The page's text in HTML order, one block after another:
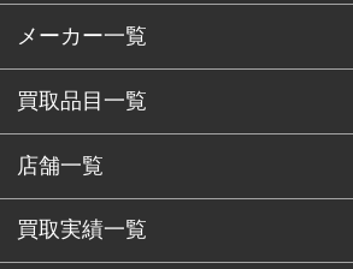
メーカー一覧
買取品目一覧
店舗一覧
買取実績一覧